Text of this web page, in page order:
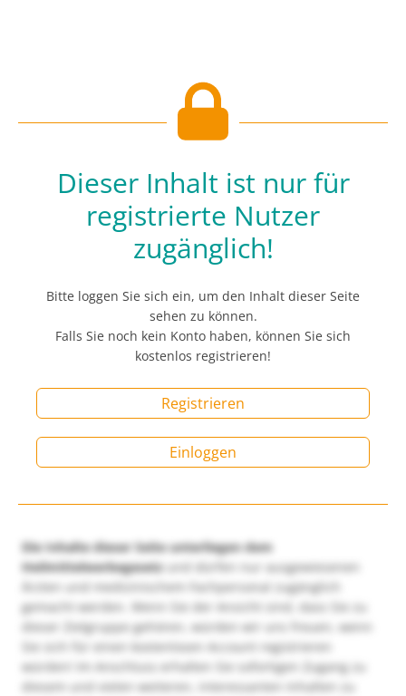
Dieser Inhalt ist nur für
registrierte Nutzer
zugänglich!
Bitte loggen Sie sich ein, um den Inhalt dieser Seite
sehen zu können.
Falls Sie noch kein Konto haben, können Sie sich
kostenlos registrieren!
Registrieren
Einloggen
Die Inhalte dieser Seite unterliegen dem
Heilmittelwerbegesetzund dürfen nur ausgewiesenen
Ärzten und medizinischem Fachpersonal zugänglich
gemacht werden. Wenn Sie der Ansicht sind, dass Sie zu
dieser Zielgruppe gehören, würden wir uns freuen, wenn
Sie sich für einen kostenlosen Account registrieren
würden! Im Anschluss erhalten Sie sofortigen Zugang zu
diesem und vielen weiteren, interessanten Inhalten zu